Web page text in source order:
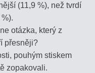
(11,9 %), než tvrdí
otázka, který z
přesněji?
pouhým stiskem
zopakovali.